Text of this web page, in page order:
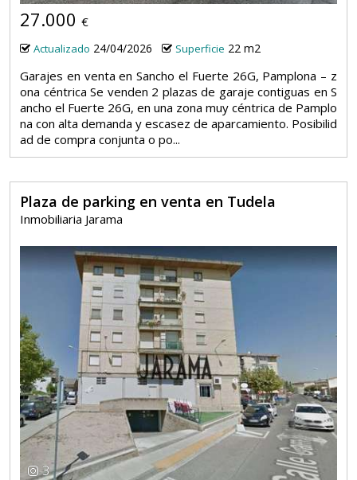
27.000 €
Actualizado 24/04/2026 Superficie 22 m2
Garajes en venta en Sancho el Fuerte 26G, Pamplona – z
ona céntrica Se venden 2 plazas de garaje contiguas en S
ancho el Fuerte 26G, en una zona muy céntrica de Pamplo
na con alta demanda y escasez de aparcamiento. Posibilid
ad de compra conjunta o po...
Plaza de parking en venta en Tudela
Inmobiliaria Jarama
3